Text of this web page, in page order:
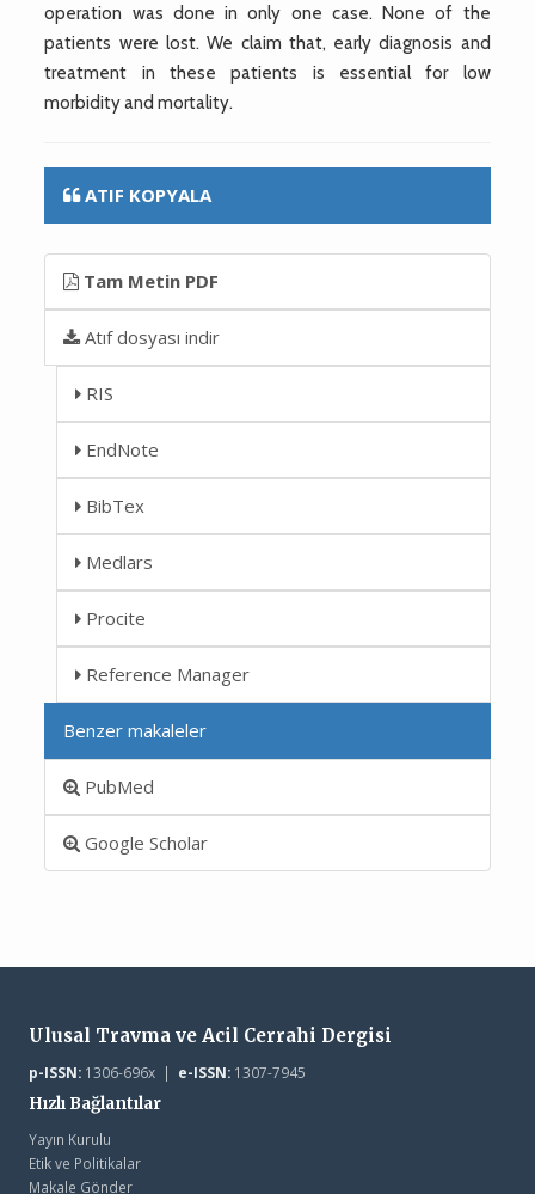
operation was done in only one case. None of the
patients were lost. We claim that, early diagnosis and
treatment in these patients is essential for low
morbidity and mortality.
ATIF KOPYALA
Tam Metin PDF
Atıf dosyası indir
RIS
EndNote
BibTex
Medlars
Procite
Reference Manager
Benzer makaleler
PubMed
Google Scholar
Ulusal Travma ve Acil Cerrahi Dergisi
p-ISSN:1306-696x | e-ISSN:1307-7945
Hızlı Bağlantılar
Yayın Kurulu
Etik ve Politikalar
Makale Gönder